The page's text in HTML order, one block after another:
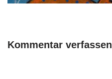
Kommentar verfassen